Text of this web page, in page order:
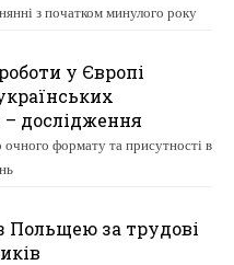
з початком минулого року
у Європі
– дослідження
формату та присутності в
Польщею за трудові